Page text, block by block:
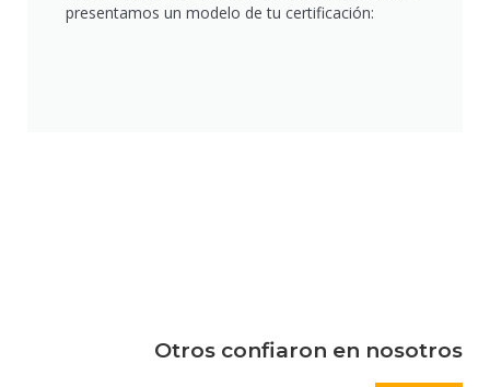
presentamos un modelo de tu certificación:
Otros confiaron en nosotros